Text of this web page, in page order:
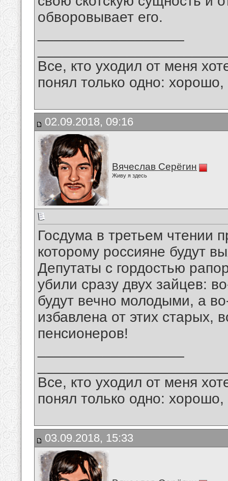
обворовывает его.
Все, кто уходил от меня
понял только одно:
02.09.2018, 09:16
Вячеслав Серёгин
Живу я здесь
Госдума в третьем чтении
которому россияне будут
Депутаты с гордостью
убили сразу двух зайцев:
будут вечно молодыми, а
избавлена от этих старых,
пенсионеров!
Все, кто уходил от меня
понял только одно:
03.09.2018, 15:33